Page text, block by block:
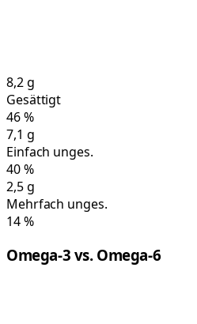
8,2g
Gesättigt
46%
7,1 g
Einfach unges.
40%
2,5g
Mehrfach unges.
14%
Omega-3 vs. Omega-6